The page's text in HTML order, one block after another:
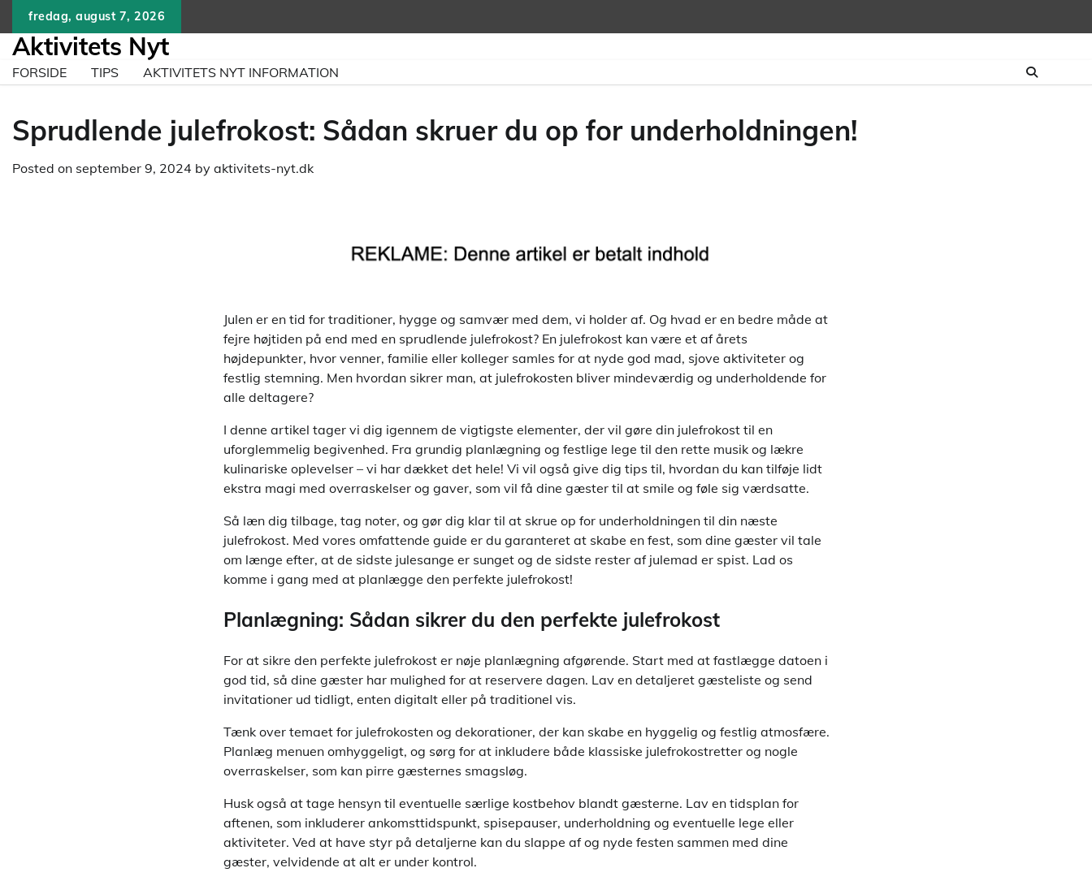
content
fredag, august 7, 2026
Aktivitets Nyt
FORSIDE TIPS AKTIVITETS NYT INFORMATION
Sprudlende julefrokost: Sådan skruer du op for underholdningen!
Posted on september 9, 2024 by aktivitets-nyt.dk
Julen er en tid for traditioner, hygge og samvær med dem, vi holder af. Og hvad er en bedre måde at
fejre højtiden på end med en sprudlende julefrokost? En julefrokost kan være et af årets
højdepunkter, hvor venner, familie eller kolleger samles for at nyde god mad, sjove aktiviteter og
festlig stemning. Men hvordan sikrer man, at julefrokosten bliver mindeværdig og underholdende for
alle deltagere?
I denne artikel tager vi dig igennem de vigtigste elementer, der vil gøre din julefrokost til en
uforglemmelig begivenhed. Fra grundig planlægning og festlige lege til den rette musik og lækre
kulinariske oplevelser – vi har dækket det hele! Vi vil også give dig tips til, hvordan du kan tilføje lidt
ekstra magi med overraskelser og gaver, som vil få dine gæster til at smile og føle sig værdsatte.
Så læn dig tilbage, tag noter, og gør dig klar til at skrue op for underholdningen til din næste
julefrokost. Med vores omfattende guide er du garanteret at skabe en fest, som dine gæster vil tale
om længe efter, at de sidste julesange er sunget og de sidste rester af julemad er spist. Lad os
komme i gang med at planlægge den perfekte julefrokost!
Planlægning: Sådan sikrer du den perfekte julefrokost
For at sikre den perfekte julefrokost er nøje planlægning afgørende. Start med at fastlægge datoen i
god tid, så dine gæster har mulighed for at reservere dagen. Lav en detaljeret gæsteliste og send
invitationer ud tidligt, enten digitalt eller på traditionel vis.
Tænk over temaet for julefrokosten og dekorationer, der kan skabe en hyggelig og festlig atmosfære.
Planlæg menuen omhyggeligt, og sørg for at inkludere både klassiske julefrokostretter og nogle
overraskelser, som kan pirre gæsternes smagsløg.
Husk også at tage hensyn til eventuelle særlige kostbehov blandt gæsterne. Lav en tidsplan for
aftenen, som inkluderer ankomsttidspunkt, spisepauser, underholdning og eventuelle lege eller
aktiviteter. Ved at have styr på detaljerne kan du slappe af og nyde festen sammen med dine
gæster, velvidende at alt er under kontrol.